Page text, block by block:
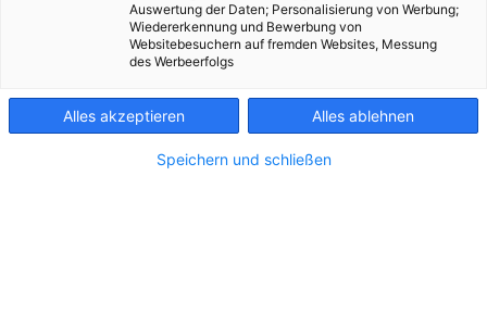
Auswertung der Daten; Personalisierung von Werbung;
Wiedererkennung und Bewerbung von
Websitebesuchern auf fremden Websites, Messung
des Werbeerfolgs
Alles akzeptieren Alles ablehnen
Speichern und schließen